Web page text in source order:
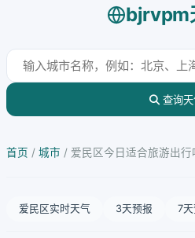
bjrvpm
查询天
首页 / 城市 / 爱民区今日适合旅游出
爱民区实时天气 3天预报 7